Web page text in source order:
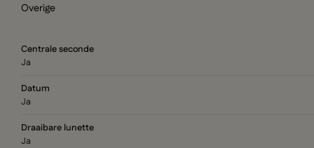
Overige
Centrale seconde
Ja
Datum
Ja
Draaibare lunette
Ja